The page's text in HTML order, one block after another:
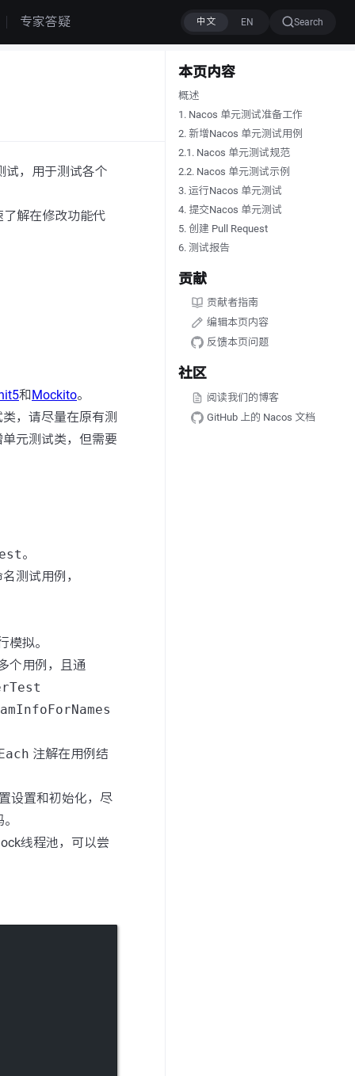
专家答疑 Search
本页内容
概述
1. Nacos 单元测试准备工作
2. 新增Nacos 单元测试用例
2.1. Nacos 单元测试规范
2.2. Nacos 单元测试示例
3. 运行Nacos 单元测试
4. 提交Nacos 单元测试
5. 创建 Pull Request
6. 测试报告
贡献
贡献者指南
编辑本页内容
反馈本页问题
社区
阅读我们的博客
GitHub 上的 Nacos 文档
试，用于测试各个
解在修改功能代
和Mockito。
，请尽量在原有测
元测试类，但需要
。
测试用例，
拟。
个用例，且通
注解在用例结
设置和初始化，尽
线程池，可以尝